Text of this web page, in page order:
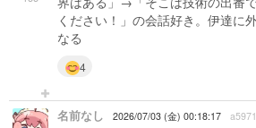
ください！」の会話好き。伊達に
なる
4
名前なし 2026/07/03 (金) 00:18:17